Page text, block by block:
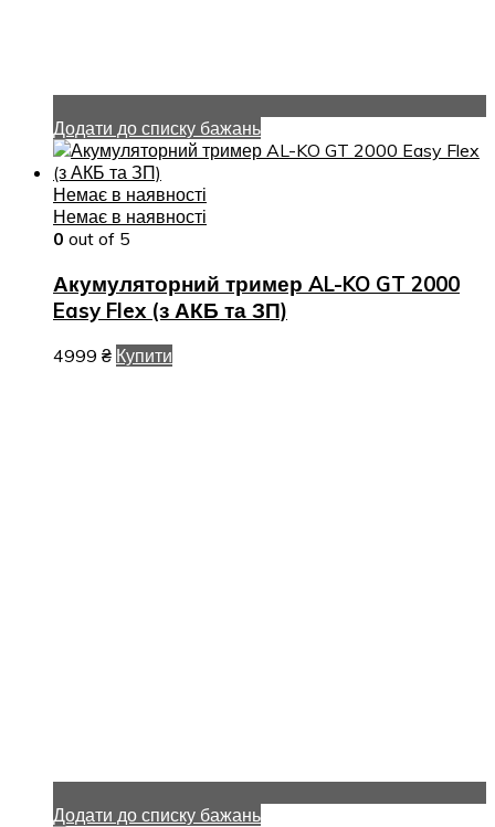
Додати до списку бажань
Немає в наявності
Немає в наявності
0 out of 5
Акумуляторний тример AL-KO GT 2000
Easy Flex (з АКБ та ЗП)
4999 ₴ Купити
Додати до списку бажань